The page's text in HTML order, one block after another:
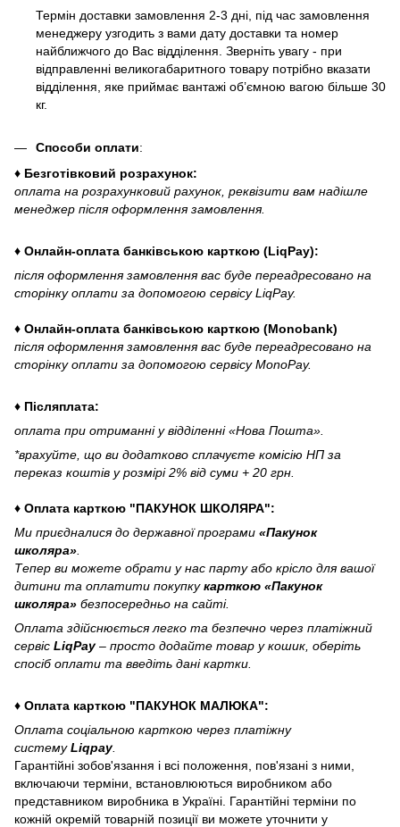
Термін доставки замовлення 2-3 дні, під час замовлення
менеджеру узгодить з вами дату доставки та номер
найближчого до Вас відділення. Зверніть увагу - при
відправленні великогабаритного товару потрібно вказати
відділення, яке приймає вантажі об’ємною вагою більше 30
кг.
Способи оплати:
♦ Безготівковий розрахунок:
оплата на розрахунковий рахунок, реквізити вам надішле
менеджер після оформлення замовлення.
♦ Онлайн-оплата банківською карткою (LiqPay):
після оформлення замовлення вас буде переадресовано на
сторінку оплати за допомогою сервісу LiqPay.
♦ Онлайн-оплата банківською карткою (Monobank)
після оформлення замовлення вас буде переадресовано на
сторінку оплати за допомогою сервісу MonoPay.
♦ Післяплата:
оплата при отриманні у відділенні «Нова Пошта».
*врахуйте, що ви додатково сплачуєте комісію НП за
переказ коштів у розмірі 2% від суми + 20 грн.
♦ Оплата карткою "ПАКУНОК ШКОЛЯРА":
Ми приєдналися до державної програми «Пакунок
школяра»
Тепер ви можете обрати у нас парту або крісло для вашої
дитини та оплатити покупкукарткою «Пакунок
школяра» безпосередньо на сайті.
Оплата здійснюється легко та безпечно через платіжний
сервіс LiqPay– просто додайте товар у кошик, оберіть
спосіб оплати та введіть дані картки.
♦ Оплата карткою "ПАКУНОК МАЛЮКА":
Оплата соціальною карткою через платіжну
системуLiqpay.
Гарантійні зобов'язання і всі положення, пов'язані з ними,
включаючи терміни, встановлюються виробником або
представником виробника в Україні. Гарантійні терміни по
кожній окремій товарній позиції ви можете уточнити у